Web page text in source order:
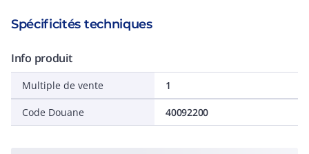
Spécificités techniques
Info produit
Multiple de vente 1
Code Douane 40092200